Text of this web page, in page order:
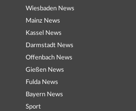
Wiesbaden News
Mainz News
Kassel News
Darmstadt News
Offenbach News
Gießen News
Fulda News
Bayern News
Sport